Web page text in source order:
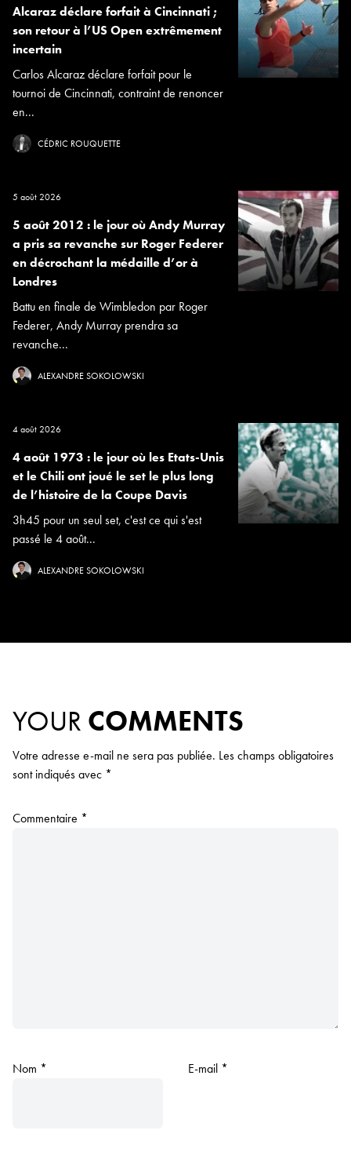
Alcaraz déclare forfait à Cincinnati ;
son retour à l’US Open extrêmement
incertain
Carlos Alcaraz déclare forfait pour le
tournoi de Cincinnati, contraint de renoncer
en...
CÉDRIC ROUQUETTE
5 août 2026
5 août 2012 : le jour où Andy Murray
a pris sa revanche sur Roger Federer
en décrochant la médaille d’or à
Londres
Battu en finale de Wimbledon par Roger
Federer, Andy Murray prendra sa
revanche...
ALEXANDRE SOKOLOWSKI
4 août 2026
4 août 1973 : le jour où les Etats-Unis
et le Chili ont joué le set le plus long
de l’histoire de la Coupe Davis
3h45 pour un seul set, c'est ce qui s'est
passé le 4 août...
ALEXANDRE SOKOLOWSKI
YOUR COMMENTS
Votre adresse e-mail ne sera pas publiée. Les champs obligatoires
sont indiqués avec *
Commentaire *
Nom * E-mail *